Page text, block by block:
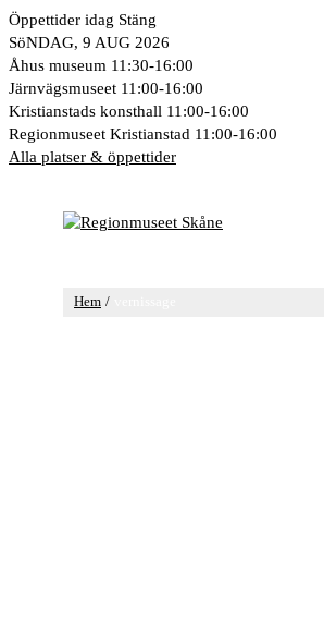
Hoppa
till
innehåll
Öppettider idag Stäng
SöNDAG, 9 AUG 2026
Åhus museum 11:30-16:00
Järnvägsmuseet 11:00-16:00
Kristianstads konsthall 11:00-16:00
Regionmuseet Kristianstad 11:00-16:00
Alla platser & öppettider
Hem